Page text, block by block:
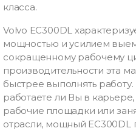
класса.
Volvo EC300DL
мощностью и усилием
сокращенному рабочему
производительности эта
быстрее выполнять
работаете ли Вы в
рабочие площадки или
отрасли, мощный